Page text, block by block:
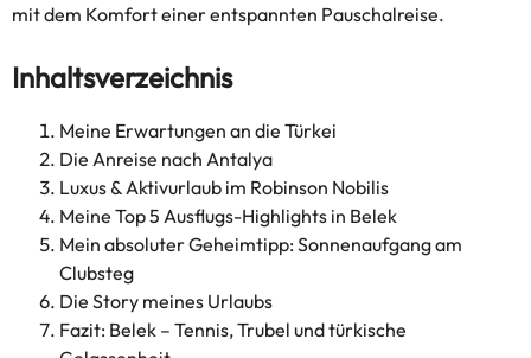
mit dem Komfort einer entspannten Pauschalreise.
Inhaltsverzeichnis
Meine Erwartungen an die Türkei
Die Anreise nach Antalya
Luxus & Aktivurlaub im Robinson Nobilis
Meine Top 5 Ausflugs-Highlights in Belek
Mein absoluter Geheimtipp: Sonnenaufgang am
Clubsteg
Die Story meines Urlaubs
Fazit: Belek – Tennis, Trubel und türkische